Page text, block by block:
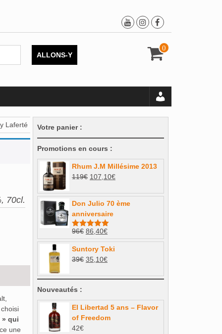
0
ALLONS-Y
Laferté
70cl.
» qui
une
Votre panier :
Promotions en cours :
Rhum J.M Millésime 2013
119€ Le
initial
était :
119€.
107,10€Le
actuel
est :
Don Julio 70 ème
anniversaire
Note5.00
sur 5
96€ Le
prix
initial
était :
86,40€Le
prix
actuel
est :
Suntory Toki
39€ Le
initial
39€.
35,10€Le
actuel
35,10€.
Nouveautés :
El Libertad 5 ans – Flavor
of Freedom
42€